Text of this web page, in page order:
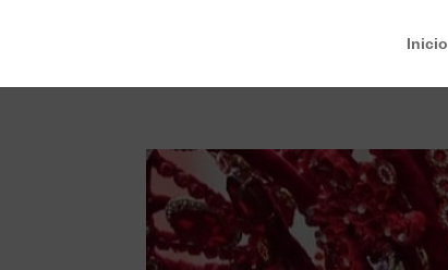
Inicio